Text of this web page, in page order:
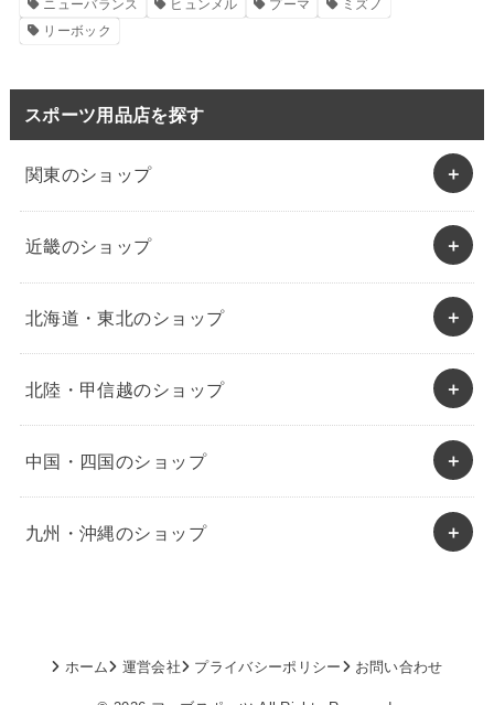
ニューバランス
ヒュンメル プーマ
ミズノ
リーボック
スポーツ用品店を探す
関東のショップ
近畿のショップ
北海道・東北のショップ
北陸・甲信越のショップ
中国・四国のショップ
九州・沖縄のショップ
ホーム 運営会社 プライバシーポリシー お問い合わせ